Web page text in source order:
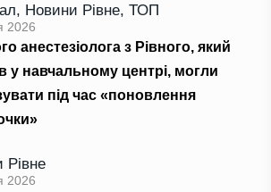
, Новини Рівне, ТОП
2026
анестезіолога з Рівного, який
у навчальному центрі, могли
під час «поновлення
Рівне
2026